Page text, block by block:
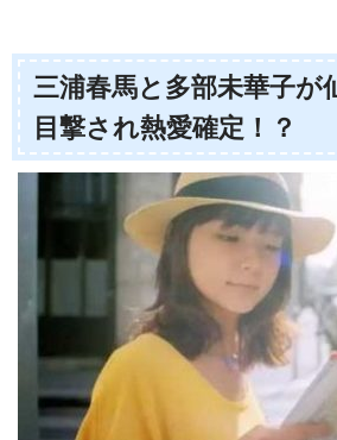
三浦春馬と多部未華子が
目撃され熱愛確定！？